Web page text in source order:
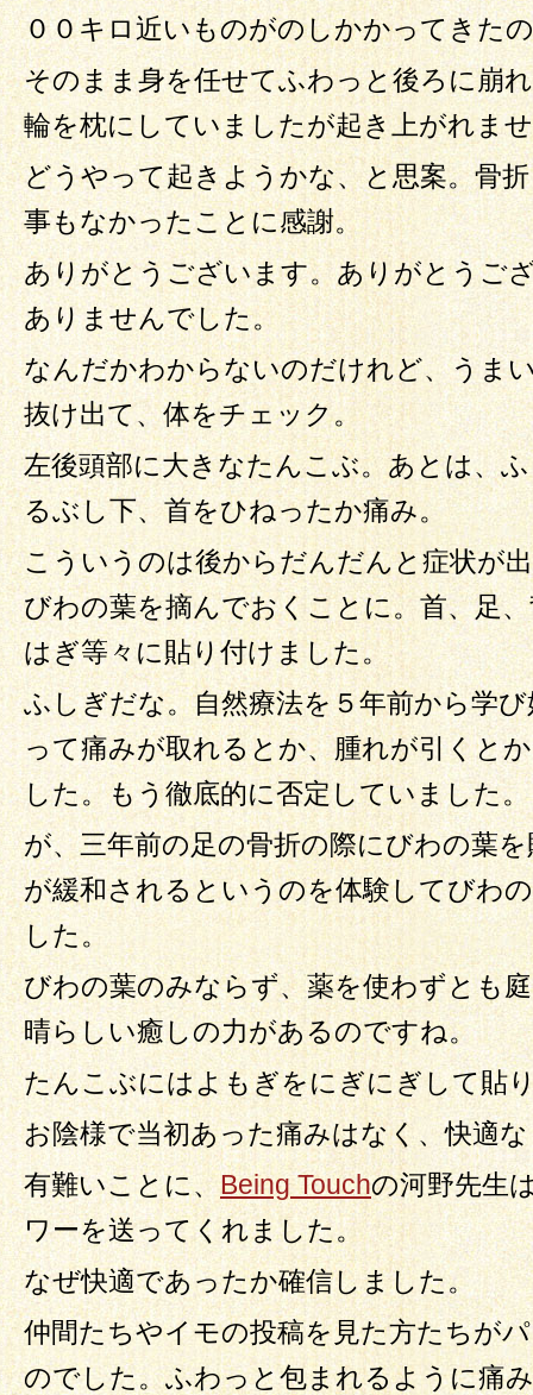
００キロ近いものがのしかかってきた
そのまま身を任せてふわっと後ろに崩
輪を枕にしていましたが起き上がれま
どうやって起きようかな、と思案。骨
事もなかったことに感謝。
ありがとうございます。ありがとうご
ありませんでした。
なんだかわからないのだけれど、うま
抜け出て、体をチェック。
左後頭部に大きなたんこぶ。あとは、
るぶし下、首をひねったか痛み。
こういうのは後からだんだんと症状が
びわの葉を摘んでおくことに。首、足
はぎ等々に貼り付けました。
ふしぎだな。自然療法を５年前から学
って痛みが取れるとか、腫れが引くと
した。もう徹底的に否定していました。
が、三年前の足の骨折の際にびわの葉
が緩和されるというのを体験してびわ
した。
びわの葉のみならず、薬を使わずとも
晴らしい癒しの力があるのですね。
たんこぶにはよもぎをにぎにぎして貼
お陰様で当初あった痛みはなく、快適
有難いことに、Being Touchの河野先生
ワーを送ってくれました。
なぜ快適であったか確信しました。
仲間たちやイモの投稿を見た方たちが
のでした。ふわっと包まれるように痛